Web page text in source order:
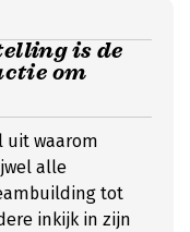
is de
om
uit waarom
alle
tot
inkijk in zijn